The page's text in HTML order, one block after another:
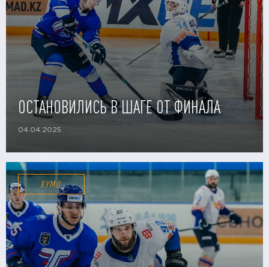
ОСТАНОВИЛИСЬ В ШАГЕ ОТ ФИНАЛА
04.04.2025
ХУМО